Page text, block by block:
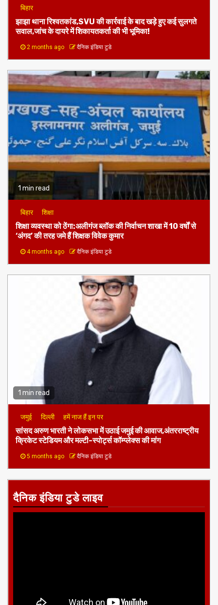
बिहार
झाझा थाना रिश्वतकांड,SVU की कार्रवाई के बाद खड़े हुए कई सुलगते
सवाल,जांच के दायरे में शिकायतकर्ता की भी भूमिका!
2 months ago दैनिक इंडिया टुडे
1 min read
बिहार शिक्षा
शिक्षा व्यवस्था को ठेंगा:अलीगंज ब्लॉक की निर्वाचन शाखा में 10 वर्षों से
‘अंगद’ की तरह जमे हैं शिक्षक विवेक कुमार
4 months ago दैनिक इंडिया टुडे
1 min read
जमुई दिल्ली हमें नाज हैं इन पर
​सांसद अरुण भारती ने लोकसभा में उठाई जमुई की आवाज,अंतरराष्ट्रीय
क्रिकेट स्टेडियम और मल्टी-स्पोर्ट्स कॉम्प्लेक्स की मांग
5 months ago दैनिक इंडिया टुडे
दैनिक इंडिया टुडे लाइव